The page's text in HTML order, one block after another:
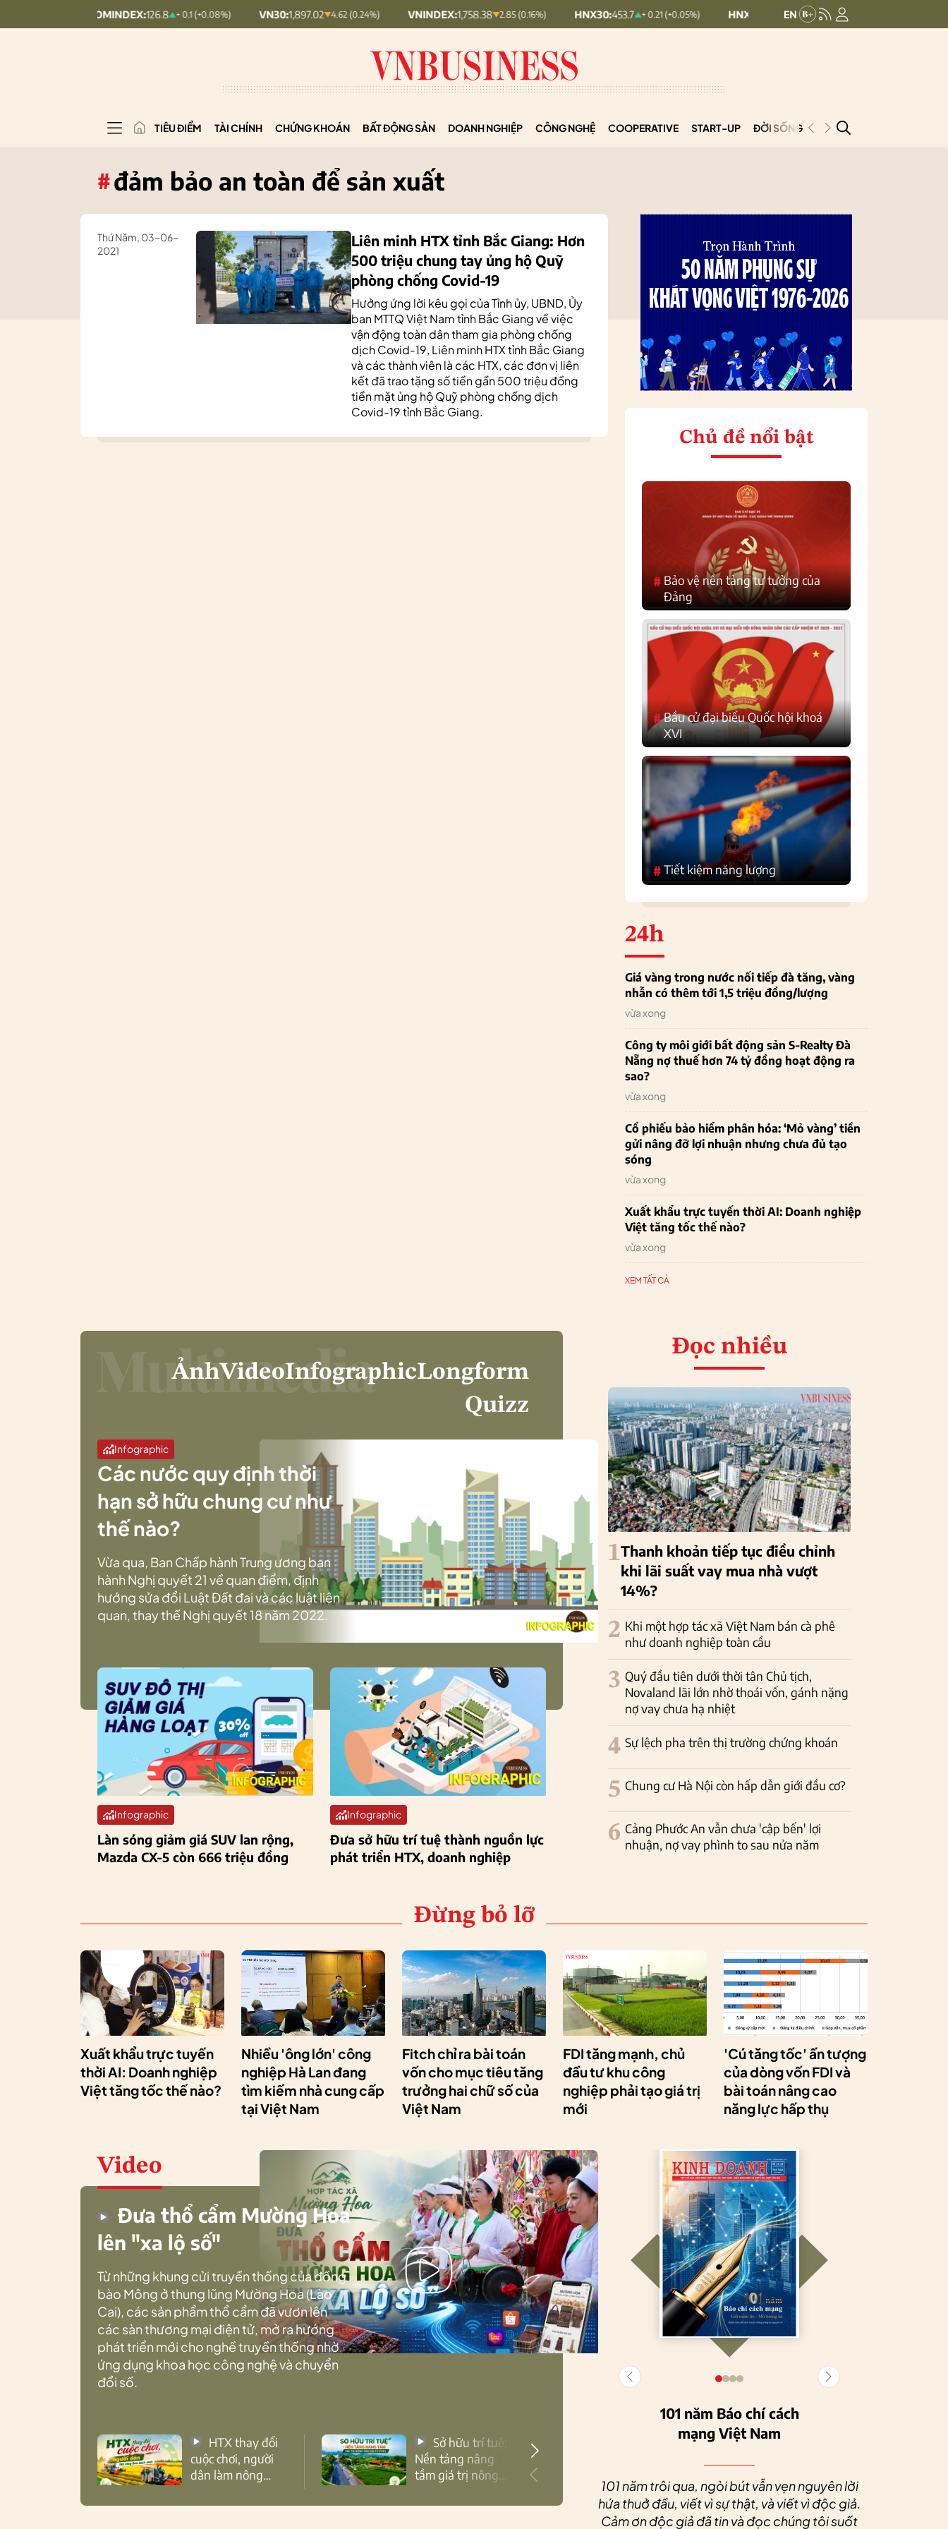
126.8 + 0.1 (+0.08%) VN30: 1,897.02 4.62 (0.24%) VNINDEX:1,758.38 2.85 (0.16%) HNX30: 453.7 + 0.21 (+0.05%) HNXINDEX:299.57 + 6.38 (+2.18%)
TIÊU ĐIỂM TÀI CHÍNH CHỨNG KHOÁN BẤT ĐỘNG SẢN DOANH NGHIỆP CÔNG NGHỆ COOPERATIVE START-UP ĐỜI SỐNG PODCAST
#đảm bảo an toàn để sản xuất
Thứ Năm, 03-06-
2021
Liên minh HTX tỉnh Bắc Giang: Hơn
500 triệu chung tay ủng hộ Quỹ
phòng chống Covid-19
Hưởng ứng lời kêu gọi của Tỉnh ủy, UBND, Ủy
ban MTTQ Việt Nam tỉnh Bắc Giang về việc
vận động toàn dân tham gia phòng chống
dịch Covid-19, Liên minh HTX tỉnh Bắc Giang
và các thành viên là các HTX, các đơn vị liên
kết đã trao tặng số tiền gần 500 triệu đồng
tiền mặt ủng hộ Quỹ phòng chống dịch
Covid-19 tỉnh Bắc Giang.
Chủ đề nổi bật
#Bảo vệ nền tảng tư tưởng của
Đảng
#Bầu cử đại biểu Quốc hội khoá
XVI
#Tiết kiệm năng lượng
24h
Giá vàng trong nước nối tiếp đà tăng, vàng
nhẫn có thêm tới 1,5 triệu đồng/lượng
vừa xong
Công ty môi giới bất động sản S-Realty Đà
Nẵng nợ thuế hơn 74 tỷ đồng hoạt động ra
sao?
vừa xong
Cổ phiếu bảo hiểm phân hóa: ‘Mỏ vàng’ tiền
gửi nâng đỡ lợi nhuận nhưng chưa đủ tạo
sóng
vừa xong
Xuất khẩu trực tuyến thời AI: Doanh nghiệp
Việt tăng tốc thế nào?
vừa xong
XEM TẤT CẢ
ẢnhVideoInfographicLongform
Quizz
Infographic
Các nước quy định thời
hạn sở hữu chung cư như
thế nào?
Vừa qua, Ban Chấp hành Trung ương ban
hành Nghị quyết 21 về quan điểm, định
hướng sửa đổi Luật Đất đai và các luật liên
quan, thay thế Nghị quyết 18 năm 2022.
Infographic
Làn sóng giảm giá SUV lan rộng,
Mazda CX-5 còn 666 triệu đồng
Infographic
Đưa sở hữu trí tuệ thành nguồn lực
phát triển HTX, doanh nghiệp
Đọc nhiều
1Thanh khoản tiếp tục điều chỉnh
khi lãi suất vay mua nhà vượt
14%?
2 Khi một hợp tác xã Việt Nam bán cà phê
như doanh nghiệp toàn cầu
3 Quý đầu tiên dưới thời tân Chủ tịch,
Novaland lãi lớn nhờ thoái vốn, gánh nặng
nợ vay chưa hạ nhiệt
4 Sự lệch pha trên thị trường chứng khoán
5 Chung cư Hà Nội còn hấp dẫn giới đầu cơ?
6 Cảng Phước An vẫn chưa 'cập bến' lợi
nhuận, nợ vay phình to sau nửa năm
Đừng bỏ lỡ
Xuất khẩu trực tuyến
thời AI: Doanh nghiệp
Việt tăng tốc thế nào?
Nhiều 'ông lớn' công
nghiệp Hà Lan đang
tìm kiếm nhà cung cấp
tại Việt Nam
Fitch chỉ ra bài toán
vốn cho mục tiêu tăng
trưởng hai chữ số của
Việt Nam
FDI tăng mạnh, chủ
đầu tư khu công
nghiệp phải tạo giá trị
mới
'Cú tăng tốc' ấn tượng
của dòng vốn FDI và
bài toán nâng cao
năng lực hấp thụ
Video
Đưa thổ cẩm Mường Hoa
lên "xa lộ số"
Từ những khung cửi truyền thống của đồng
bào Mông ở thung lũng Mường Hoa (Lào
Cai), các sản phẩm thổ cẩm đã vươn lên
các sàn thương mại điện tử, mở ra hướng
phát triển mới cho nghề truyền thống nhờ
ứng dụng khoa học công nghệ và chuyển
đổi số.
cuộc chơi, người
dân làm nông
Nền tảng nâng
tầm giá trị nông
lực cho nông
nghiệp bền vững
101 năm Báo chí cách
mạng Việt Nam
101 năm trôi qua, ngòi bút vẫn vẹn nguyên lời
hứa thuở đầu, viết vì sự thật, và viết vì độc giả.
Cảm ơn độc giả đã tin và đọc chúng tôi suốt